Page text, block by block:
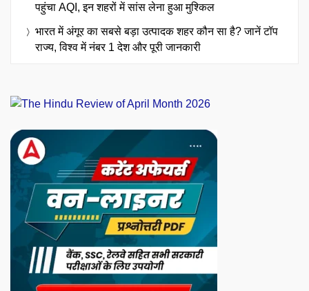
पहुंचा AQI, इन शहरों में सांस लेना हुआ मुश्किल
भारत में अंगूर का सबसे बड़ा उत्पादक शहर कौन सा है? जानें टॉप
राज्य, विश्व में नंबर 1 देश और पूरी जानकारी